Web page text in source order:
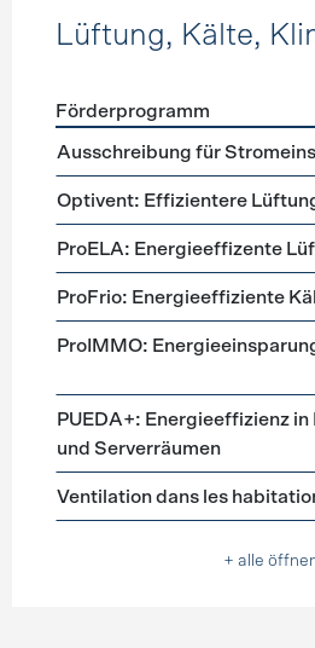
Lüftung, Kälte,
Förderprogramme Lüftung,
Förderprogramm
Ausschreibung für
Optivent: Effizientere
ProELA: Energieeffizente
ProFrio: Energieeffiziente
ProIMMO:
PUEDA+: Energieeffizienz
und Serverräumen
Ventilation dans les
+ alle